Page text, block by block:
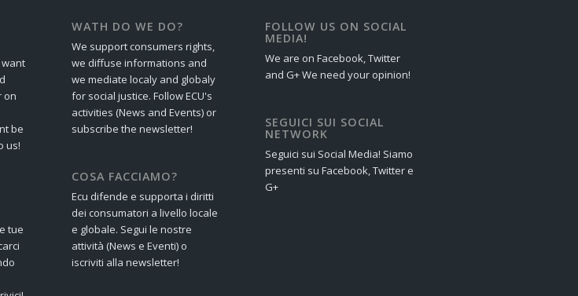
want
on
be
us!
tue
WATH DO WE DO?
We support consumers rights,
we diffuse informations and
we mediate localy and globaly
for social justice. Follow ECU's
activities (News and Events) or
subscribe the newsletter!
COSA FACCIAMO?
Ecu difende e supporta i diritti
dei consumatori a livello locale
e globale. Segui le nostre
attività (News e Eventi) o
iscriviti alla newsletter!
FOLLOW US ON SOCIAL
MEDIA!
We are on Facebook, Twitter
and G+ We need your opinion!
SEGUICI SUI SOCIAL
NETWORK
Seguici sui Social Media! Siamo
presenti su Facebook, Twitter e
G+